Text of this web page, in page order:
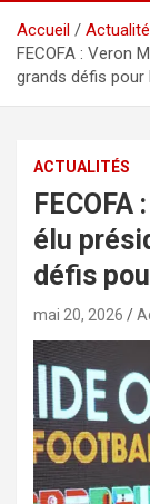
Accueil
FECOFA : Veron
grands défis
ACTUALITÉS
élu
défis
mai 20, 2026